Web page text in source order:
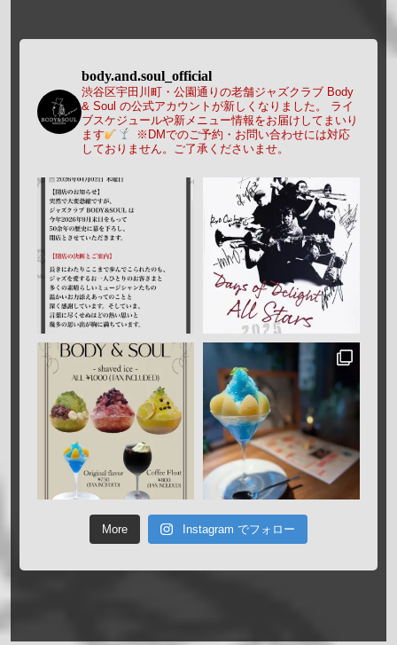
body.and.soul_official
渋谷区宇田川町・公園通りの老舗ジャズクラブ Body
& Soul の公式アカウントが新しくなりました。
ライ
ブスケジュールや新メニュー情報をお届けしてまいり
ます
※DMでのご予約・お問い合わせには対応
しておりません。ご了承くださいませ。
More Instagram でフォロー